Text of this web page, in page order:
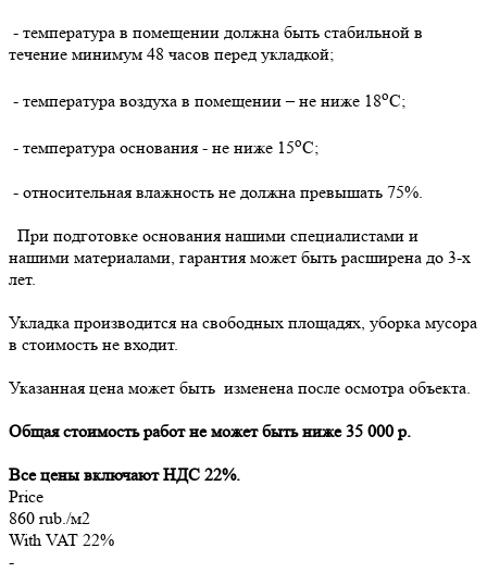
- температура в помещении должна быть стабильной в
течение минимум 48 часов перед укладкой;
- температура воздуха в помещении – не ниже 18оС;
- температура основания - не ниже 15оС;
- относительная влажность не должна превышать 75%.
При подготовке основания нашими специалистами и
нашими материалами, гарантия может быть расширена до 3-х
лет.
Укладка производится на свободных площадях, уборка мусора
в стоимость не входит.
Указанная цена может быть изменена после осмотра объекта.
Общая стоимость работ не может быть ниже 35 000 р.
Все цены включают НДС 22%.
Price
860 rub./м2
With VAT 22%
-